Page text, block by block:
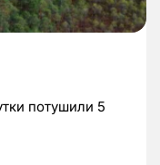
потушили 5